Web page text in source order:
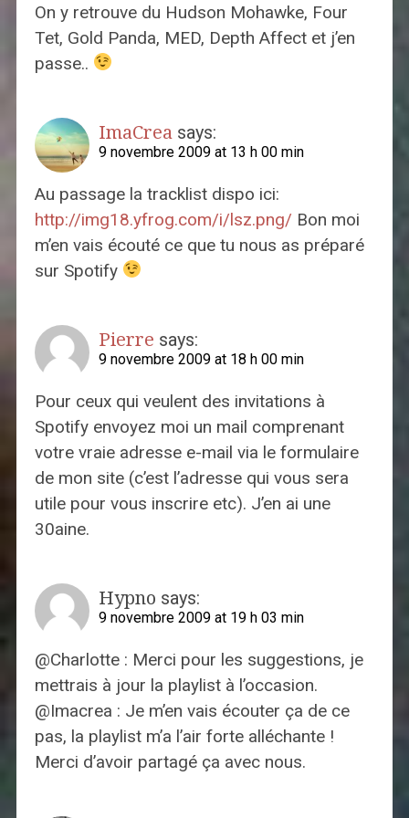
On y retrouve du Hudson Mohawke, Four
Tet, Gold Panda, MED, Depth Affect et j’en
passe..
ImaCrea says:
9 novembre 2009 at 13 h 00 min
Au passage la tracklist dispo ici:
http://img18.yfrog.com/i/lsz.png/ Bon moi
m’en vais écouté ce que tu nous as préparé
sur Spotify
Pierre says:
9 novembre 2009 at 18 h 00 min
Pour ceux qui veulent des invitations à
Spotify envoyez moi un mail comprenant
votre vraie adresse e-mail via le formulaire
de mon site (c’est l’adresse qui vous sera
utile pour vous inscrire etc). J’en ai une
30aine.
Hypno says:
9 novembre 2009 at 19 h 03 min
@Charlotte : Merci pour les suggestions, je
mettrais à jour la playlist à l’occasion.
@Imacrea : Je m’en vais écouter ça de ce
pas, la playlist m’a l’air forte alléchante !
Merci d’avoir partagé ça avec nous.